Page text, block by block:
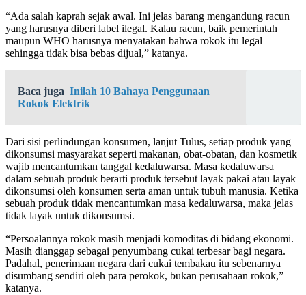
“Ada salah kaprah sejak awal. Ini jelas barang mengandung racun
yang harusnya diberi label ilegal. Kalau racun, baik pemerintah
maupun WHO harusnya menyatakan bahwa rokok itu legal
sehingga tidak bisa bebas dijual,” katanya.
Baca juga Inilah 10 Bahaya Penggunaan
Rokok Elektrik
Dari sisi perlindungan konsumen, lanjut Tulus, setiap produk yang
dikonsumsi masyarakat seperti makanan, obat-obatan, dan kosmetik
wajib mencantumkan tanggal kedaluwarsa. Masa kedaluwarsa
dalam sebuah produk berarti produk tersebut layak pakai atau layak
dikonsumsi oleh konsumen serta aman untuk tubuh manusia. Ketika
sebuah produk tidak mencantumkan masa kedaluwarsa, maka jelas
tidak layak untuk dikonsumsi.
“Persoalannya rokok masih menjadi komoditas di bidang ekonomi.
Masih dianggap sebagai penyumbang cukai terbesar bagi negara.
Padahal, penerimaan negara dari cukai tembakau itu sebenarnya
disumbang sendiri oleh para perokok, bukan perusahaan rokok,”
katanya.